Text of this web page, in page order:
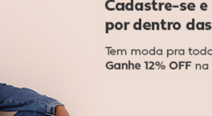
para o menor tamanho disponível.